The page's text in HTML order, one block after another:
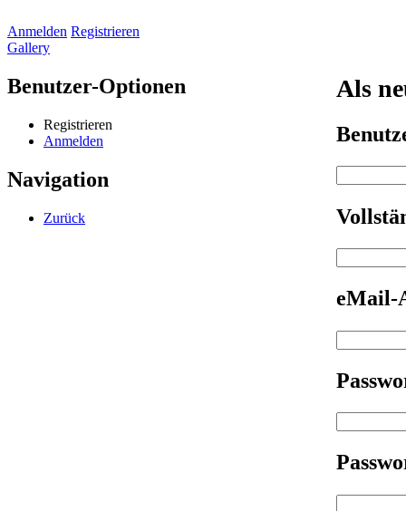
Anmelden Registrieren
Gallery
Benutzer-Optionen
Registrieren
Anmelden
Navigation
Zurück
Als
eMail-